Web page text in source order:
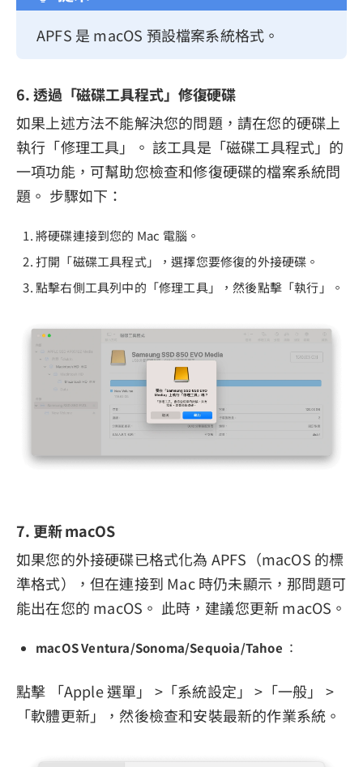
APFS 是 macOS 預設檔案系統格式。
6. 透過「磁碟工具程式」修復硬碟
如果上述方法不能解決您的問題，請在您的硬碟上
執行「修理工具」。 該工具是「磁碟工具程式」的
一項功能，可幫助您檢查和修復硬碟的檔案系統問
題。 步驟如下：
將硬碟連接到您的 Mac 電腦。
打開「磁碟工具程式」，選擇您要修復的外接硬碟。
點擊右側工具列中的「修理工具」，然後點擊「執行」。
7. 更新 macOS
如果您的外接硬碟已格式化為 APFS（macOS 的標
準格式），但在連接到 Mac 時仍未顯示，那問題可
能出在您的 macOS。 此時，建議您更新 macOS。
macOS Ventura/Sonoma/Sequoia/Tahoe ：
點擊 「Apple 選單」 >「系統設定」 >「一般」 >
「軟體更新」，然後檢查和安裝最新的作業系統。